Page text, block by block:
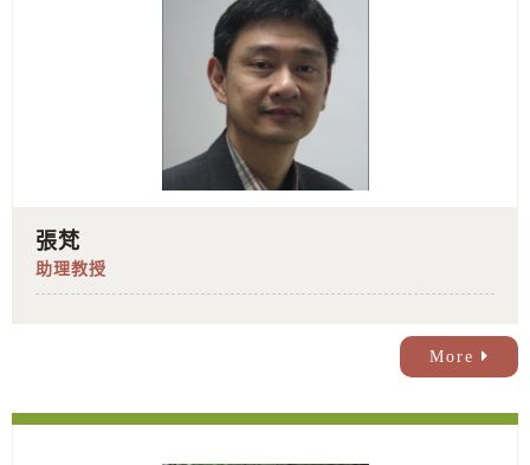
張梵
助理教授
More